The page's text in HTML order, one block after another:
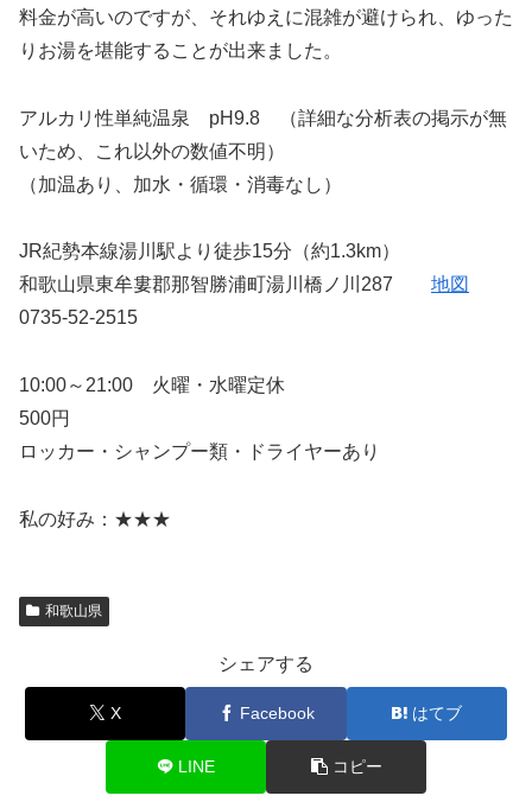
料金が高いのですが、それゆえに混雑が避けられ、ゆった
りお湯を堪能することが出来ました。
アルカリ性単純温泉 pH9.8 （詳細な分析表の掲示が無
いため、これ以外の数値不明）
（加温あり、加水・循環・消毒なし）
JR紀勢本線湯川駅より徒歩15分（約1.3km）
和歌山県東牟婁郡那智勝浦町湯川橋ノ川287 地図
0735-52-2515
10:00～21:00 火曜・水曜定休
500円
ロッカー・シャンプー類・ドライヤーあり
私の好み：★★★
和歌山県
シェアする
X Facebook はてブ
LINE コピー